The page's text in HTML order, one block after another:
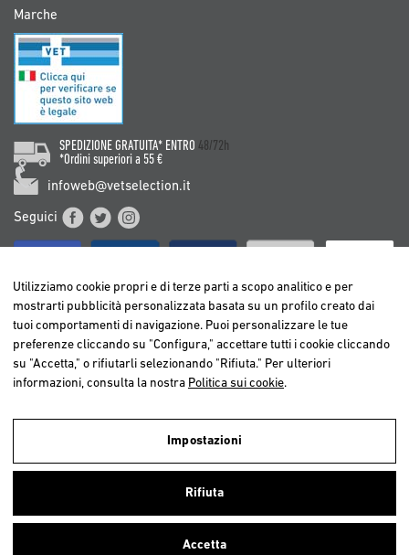
Utilizziamo cookies propri e di terze parti per realizzare analisi della
navigazione degli utenti e così poter offrire un miglior servizio.
ulteriori informazioniclicca qui.
Marche
SPEDIZIONE GRATUITA* ENTRO 48/72h
*Ordini superiori a 55 €
infoweb@vetselection.it
Seguici
BELGIË / BELGIQUE
DEUTSCHLAND
ESPAÑA
ITALIA
NEDERLAND
ÖSTERREICH
Utilizziamo cookie propri e di terze parti a scopo analitico e per
mostrarti pubblicità personalizzata basata su un profilo creato dai
tuoi comportamenti di navigazione. Puoi personalizzare le tue
preferenze cliccando su "Configura," accettare tutti i cookie cliccando
su "Accetta," o rifiutarli selezionando "Rifiuta." Per ulteriori
informazioni, consulta la nostra Politica sui cookie.
Impostazioni
Rifiuta
Accetta